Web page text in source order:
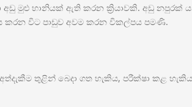
මුළු හානියක් ඇති කරන ක්‍රියාවකි. අඩු
කරන විට පාඩුව අවම කරන විකල්පය පමණි.
තුළින් බෙදා ගත හැකිය, පරීක්ෂා කළ